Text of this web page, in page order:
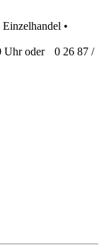
•
Uhr oder
0 26 87 /